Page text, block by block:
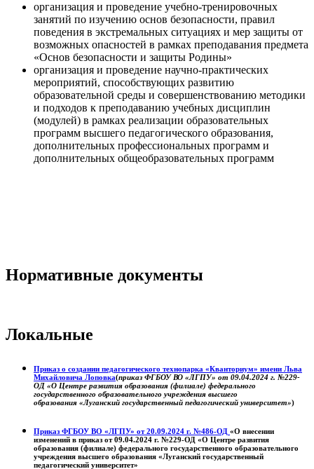
организация и проведение учебно-тренировочных
занятий по изучению основ безопасности, правил
поведения в экстремальных ситуациях и мер защиты от
возможных опасностей в рамках преподавания предмета
«Основ безопасности и защиты Родины»
организация и проведение научно-практических
мероприятий, способствующих развитию
образовательной среды и совершенствованию методики
и подходов к преподаванию учебных дисциплин
(модулей) в рамках реализации образовательных
программ высшего педагогического образования,
дополнительных профессиональных программ и
дополнительных общеобразовательных программ
Нормативные документы
Локальные
Приказ о создании педагогического технопарка «Кванториум» имени Льва
Михайловича Лоповка(приказ ФГБОУ ВО «ЛГПУ» от 09.04.2024 г. №229-
ОД «О Центре развития образования (филиале) федерального
государственного образовательного учреждения высшего
образования «Луганский государственный педагогический университет»)
Приказ ФГБОУ ВО «ЛГПУ» от 20.09.2024 г. №486-ОД «О внесении
изменений в приказ от 09.04.2024 г. №229-ОД «О Центре развития
образования (филиале) федерального государственного образовательного
учреждения высшего образования «Луганский государственный
педагогический университет»